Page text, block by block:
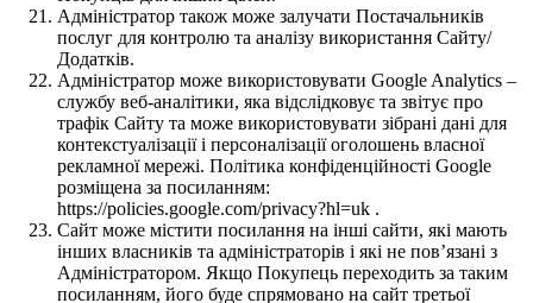
Адміністратор також може залучати Постачальників
послуг для контролю та аналізу використання Сайту/
Додатків.
Адміністратор може використовувати Google Analytics –
службу веб-аналітики, яка відслідковує та звітує про
трафік Сайту та може використовувати зібрані дані для
контекстуалізації і персоналізації оголошень власної
рекламної мережі. Політика конфіденційності Google
розміщена за посиланням:
https://policies.google.com/privacy?hl=uk .
Сайт може містити посилання на інші сайти, які мають
інших власників та адміністраторів і які не пов’язані з
Адміністратором. Якщо Покупець переходить за таким
посиланням, його буде спрямовано на сайт третьої